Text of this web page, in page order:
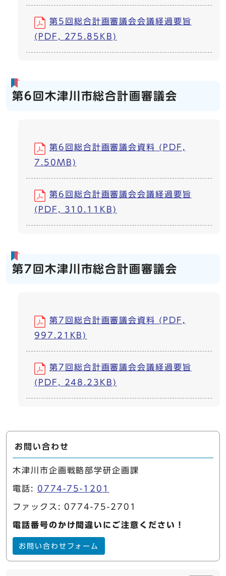
第5回総合計画審議会会議経過要旨
(PDF, 275.85KB)
第6回木津川市総合計画審議会
第6回総合計画審議会資料 (PDF,
7.50MB)
第6回総合計画審議会会議経過要旨
(PDF, 310.11KB)
第7回木津川市総合計画審議会
第7回総合計画審議会資料 (PDF,
997.21KB)
第7回総合計画審議会会議経過要旨
(PDF, 248.23KB)
お問い合わせ
木津川市企画戦略部学研企画課
電話: 0774-75-1201
ファックス: 0774-75-2701
電話番号のかけ間違いにご注意ください！
お問い合わせフォーム